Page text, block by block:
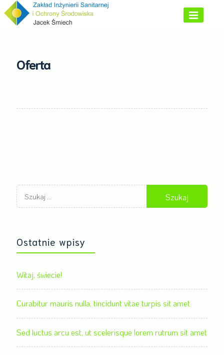
Skip
Oferta
Szukaj:
Ostatnie wpisy
Witaj, świecie!
Curabitur mauris nulla, tincidunt vitae turpis sit amet
Sed luctus arcu est, ut scelerisque lorem rutrum sit amet